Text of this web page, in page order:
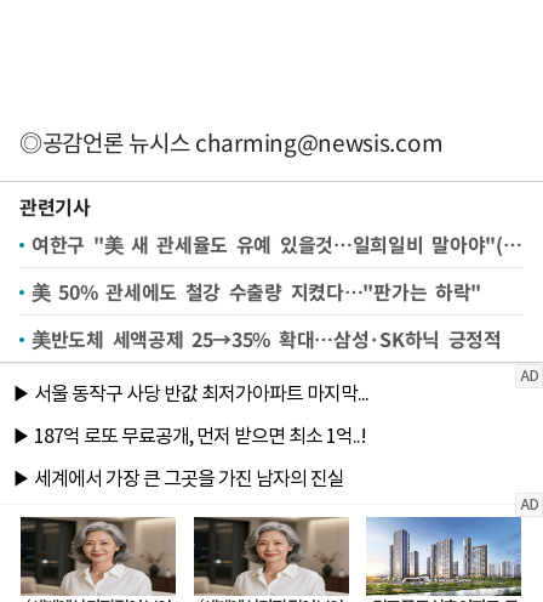
◎공감언론 뉴시스charming@newsis.com
관련기사
여한구 "美 새 관세율도 유예 있을것…일희일비 말아야"(종합)
美 50% 관세에도 철강 수출량 지켰다…"판가는 하락"
美반도체 세액공제 25→35% 확대…삼성·SK하닉 긍정적